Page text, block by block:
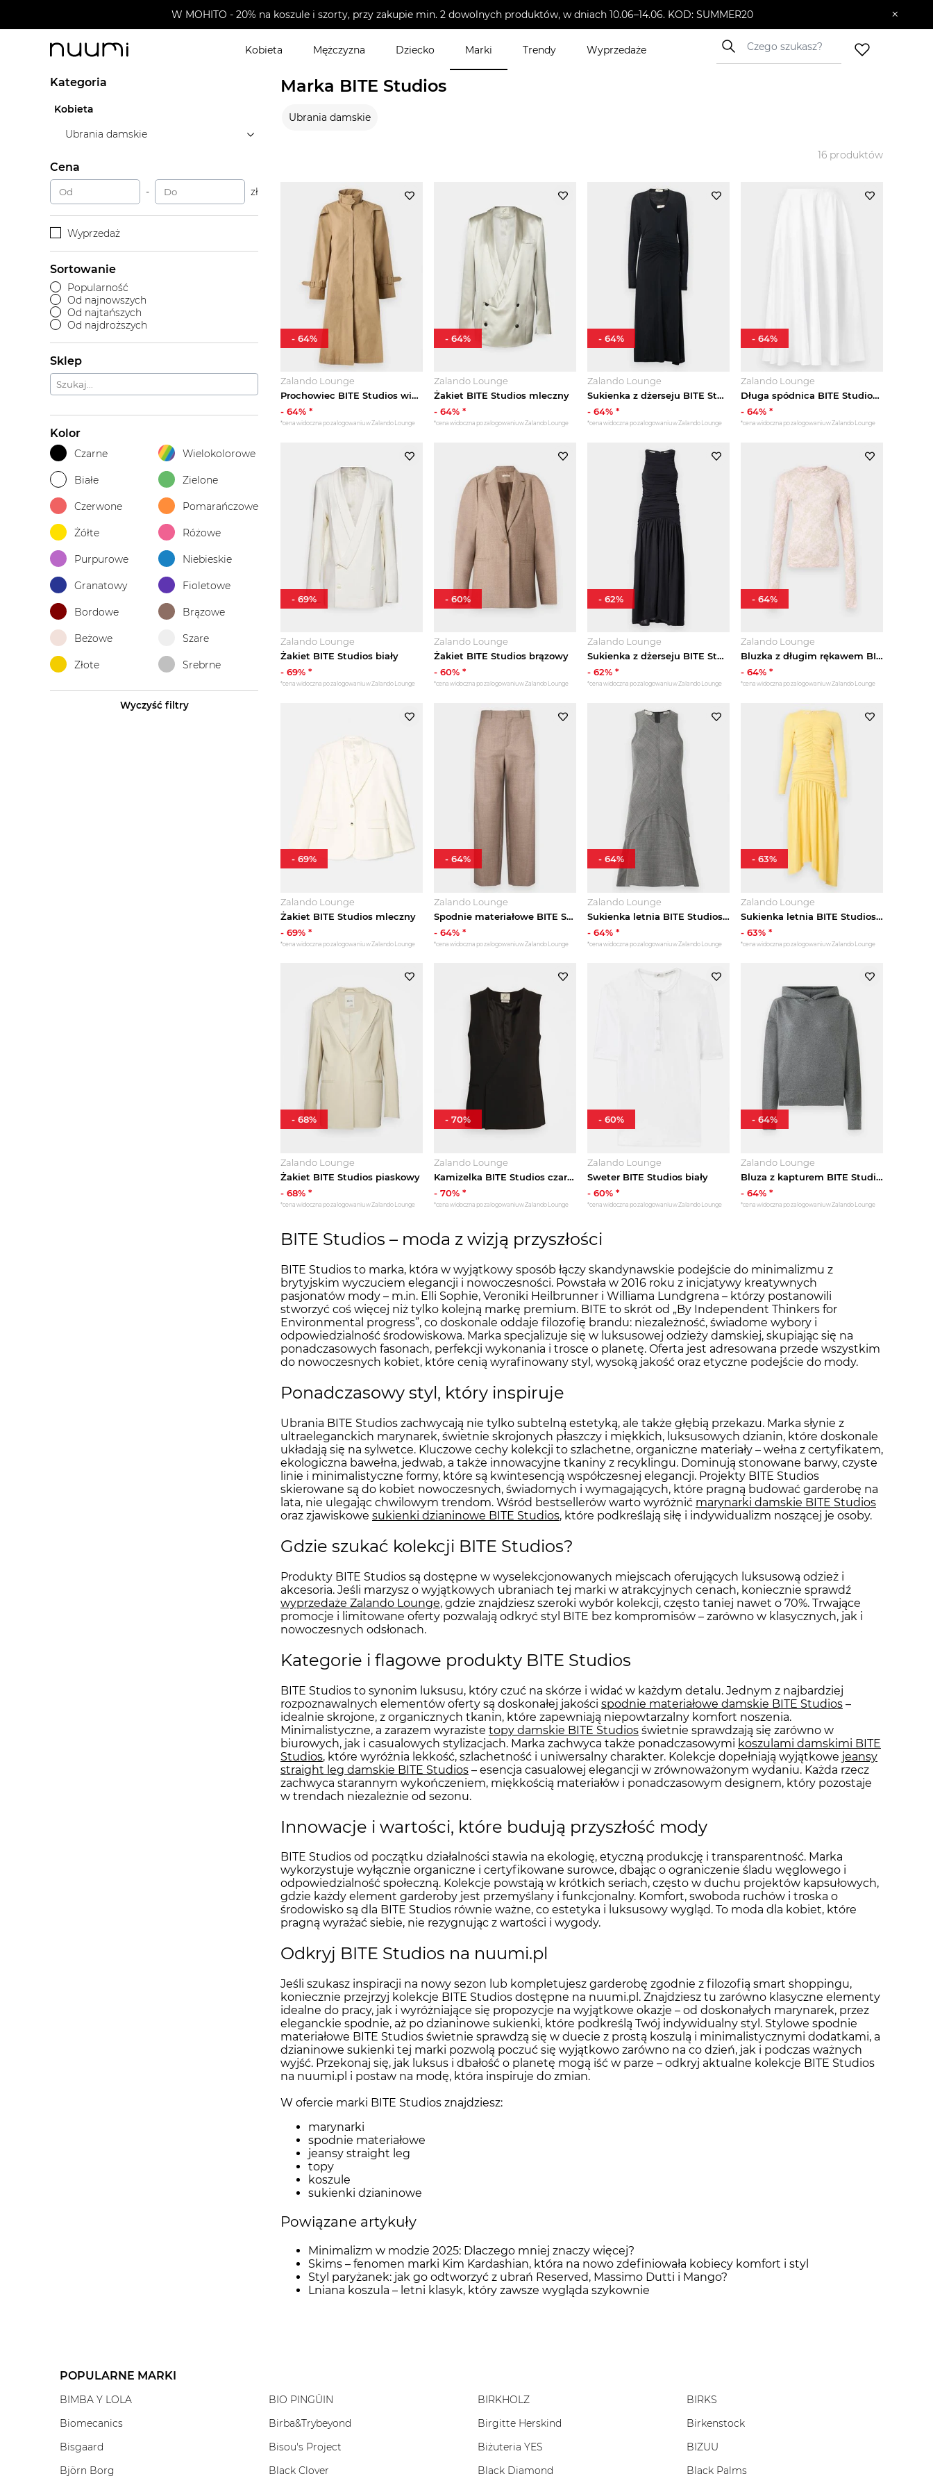
W MOHITO - 20% na koszule i szorty, przy zakupie min. 2 dowolnych produktów, w dniach 10.06–14.06. KOD: SUMMER20 ×
Kobieta Mężczyzna Dziecko Marki Trendy Wyprzedaże
nuumi.pl > Marki
Kategoria
Kobieta
Ubrania damskie
Cena
- zł
Wyprzedaż
Sortowanie
Popularność
Od najnowszych
Od najtańszych
Od najdroższych
Sklep
Kolor
Czarne Wielokolorowe
Białe Zielone
Czerwone Pomarańczowe
Żółte Różowe
Purpurowe Niebieskie
Granatowy Fioletowe
Bordowe Brązowe
Beżowe Szare
Złote Srebrne
Wyczyść filtry
Marka BITE Studios
Ubrania damskie
16 produktów
Zalando Lounge
Prochowiec BITE Studios wielbłądzi
- 64% *
*cena widoczna po zalogowaniu w Zalando Lounge
- 64%
Zalando Lounge
Żakiet BITE Studios mleczny
- 64% *
*cena widoczna po zalogowaniu w Zalando Lounge
- 64%
Zalando Lounge
Sukienka z dżerseju BITE Studios czarny
- 64% *
*cena widoczna po zalogowaniu w Zalando Lounge
- 64%
Zalando Lounge
Długa spódnica BITE Studios biały
- 64% *
*cena widoczna po zalogowaniu w Zalando Lounge
- 64%
Zalando Lounge
Żakiet BITE Studios biały
- 69% *
*cena widoczna po zalogowaniu w Zalando Lounge
- 69%
Zalando Lounge
Żakiet BITE Studios brązowy
- 60% *
*cena widoczna po zalogowaniu w Zalando Lounge
- 60%
Zalando Lounge
Sukienka z dżerseju BITE Studios czarny
- 62% *
*cena widoczna po zalogowaniu w Zalando Lounge
- 62%
Zalando Lounge
Bluzka z długim rękawem BITE Studios jasnoróżowy
- 64% *
*cena widoczna po zalogowaniu w Zalando Lounge
- 64%
Zalando Lounge
Żakiet BITE Studios mleczny
- 69% *
*cena widoczna po zalogowaniu w Zalando Lounge
- 69%
Zalando Lounge
Spodnie materiałowe BITE Studios wielbłądzi
- 64% *
*cena widoczna po zalogowaniu w Zalando Lounge
- 64%
Zalando Lounge
Sukienka letnia BITE Studios szary
- 64% *
*cena widoczna po zalogowaniu w Zalando Lounge
- 64%
Zalando Lounge
Sukienka letnia BITE Studios żółty
- 63% *
*cena widoczna po zalogowaniu w Zalando Lounge
- 63%
Zalando Lounge
Żakiet BITE Studios piaskowy
- 68% *
*cena widoczna po zalogowaniu w Zalando Lounge
- 68%
Zalando Lounge
Kamizelka BITE Studios czarny
- 70% *
*cena widoczna po zalogowaniu w Zalando Lounge
- 70%
Zalando Lounge
Sweter BITE Studios biały
- 60% *
*cena widoczna po zalogowaniu w Zalando Lounge
- 60%
Zalando Lounge
Bluza z kapturem BITE Studios taupe
- 64% *
*cena widoczna po zalogowaniu w Zalando Lounge
- 64%
BITE Studios – moda z wizją przyszłości
BITE Studios to marka, która w wyjątkowy sposób łączy skandynawskie podejście do minimalizmu z
brytyjskim wyczuciem elegancji i nowoczesności. Powstała w 2016 roku z inicjatywy kreatywnych
pasjonatów mody – m.in. Elli Sophie, Veroniki Heilbrunner i Williama Lundgrena – którzy postanowili
stworzyć coś więcej niż tylko kolejną markę premium. BITE to skrót od „By Independent Thinkers for
Environmental progress”, co doskonale oddaje filozofię brandu: niezależność, świadome wybory i
odpowiedzialność środowiskowa. Marka specjalizuje się w luksusowej odzieży damskiej, skupiając się na
ponadczasowych fasonach, perfekcji wykonania i trosce o planetę. Oferta jest adresowana przede wszystkim
do nowoczesnych kobiet, które cenią wyrafinowany styl, wysoką jakość oraz etyczne podejście do mody.
Ponadczasowy styl, który inspiruje
Ubrania BITE Studios zachwycają nie tylko subtelną estetyką, ale także głębią przekazu. Marka słynie z
ultraeleganckich marynarek, świetnie skrojonych płaszczy i miękkich, luksusowych dzianin, które doskonale
układają się na sylwetce. Kluczowe cechy kolekcji to szlachetne, organiczne materiały – wełna z certyfikatem,
ekologiczna bawełna, jedwab, a także innowacyjne tkaniny z recyklingu. Dominują stonowane barwy, czyste
linie i minimalistyczne formy, które są kwintesencją współczesnej elegancji. Projekty BITE Studios
skierowane są do kobiet nowoczesnych, świadomych i wymagających, które pragną budować garderobę na
lata, nie ulegając chwilowym trendom. Wśród bestsellerów warto wyróżnić marynarki damskie BITE Studios
oraz zjawiskowe sukienki dzianinowe BITE Studios, które podkreślają siłę i indywidualizm noszącej je osoby.
Gdzie szukać kolekcji BITE Studios?
Produkty BITE Studios są dostępne w wyselekcjonowanych miejscach oferujących luksusową odzież i
akcesoria. Jeśli marzysz o wyjątkowych ubraniach tej marki w atrakcyjnych cenach, koniecznie sprawdź
wyprzedaże Zalando Lounge, gdzie znajdziesz szeroki wybór kolekcji, często taniej nawet o 70%. Trwające
promocje i limitowane oferty pozwalają odkryć styl BITE bez kompromisów – zarówno w klasycznych, jak i
nowoczesnych odsłonach.
Kategorie i flagowe produkty BITE Studios
BITE Studios to synonim luksusu, który czuć na skórze i widać w każdym detalu. Jednym z najbardziej
rozpoznawalnych elementów oferty są doskonałej jakości spodnie materiałowe damskie BITE Studios –
idealnie skrojone, z organicznych tkanin, które zapewniają niepowtarzalny komfort noszenia.
Minimalistyczne, a zarazem wyraziste topy damskie BITE Studios świetnie sprawdzają się zarówno w
biurowych, jak i casualowych stylizacjach. Marka zachwyca także ponadczasowymi koszulami damskimi BITE
Studios, które wyróżnia lekkość, szlachetność i uniwersalny charakter. Kolekcje dopełniają wyjątkowe jeansy
straight leg damskie BITE Studios – esencja casualowej elegancji w zrównoważonym wydaniu. Każda rzecz
zachwyca starannym wykończeniem, miękkością materiałów i ponadczasowym designem, który pozostaje
w trendach niezależnie od sezonu.
Innowacje i wartości, które budują przyszłość mody
BITE Studios od początku działalności stawia na ekologię, etyczną produkcję i transparentność. Marka
wykorzystuje wyłącznie organiczne i certyfikowane surowce, dbając o ograniczenie śladu węglowego i
odpowiedzialność społeczną. Kolekcje powstają w krótkich seriach, często w duchu projektów kapsułowych,
gdzie każdy element garderoby jest przemyślany i funkcjonalny. Komfort, swoboda ruchów i troska o
środowisko są dla BITE Studios równie ważne, co estetyka i luksusowy wygląd. To moda dla kobiet, które
pragną wyrażać siebie, nie rezygnując z wartości i wygody.
Odkryj BITE Studios na nuumi.pl
Jeśli szukasz inspiracji na nowy sezon lub kompletujesz garderobę zgodnie z filozofią smart shoppingu,
koniecznie przejrzyj kolekcje BITE Studios dostępne na nuumi.pl. Znajdziesz tu zarówno klasyczne elementy
idealne do pracy, jak i wyróżniające się propozycje na wyjątkowe okazje – od doskonałych marynarek, przez
eleganckie spodnie, aż po dzianinowe sukienki, które podkreślą Twój indywidualny styl. Stylowe spodnie
materiałowe BITE Studios świetnie sprawdzą się w duecie z prostą koszulą i minimalistycznymi dodatkami, a
dzianinowe sukienki tej marki pozwolą poczuć się wyjątkowo zarówno na co dzień, jak i podczas ważnych
wyjść. Przekonaj się, jak luksus i dbałość o planetę mogą iść w parze – odkryj aktualne kolekcje BITE Studios
na nuumi.pl i postaw na modę, która inspiruje do zmian.
W ofercie marki BITE Studios znajdziesz:
marynarki
spodnie materiałowe
jeansy straight leg
topy
koszule
sukienki dzianinowe
Powiązane artykuły
Minimalizm w modzie 2025: Dlaczego mniej znaczy więcej?
Skims – fenomen marki Kim Kardashian, która na nowo zdefiniowała kobiecy komfort i styl
Styl paryżanek: jak go odtworzyć z ubrań Reserved, Massimo Dutti i Mango?
Lniana koszula – letni klasyk, który zawsze wygląda szykownie
POPULARNE MARKI
BIMBA Y LOLA BIO PINGÜIN BIRKHOLZ
BIRKS
Biomecanics
Birba&Trybeyond Birgitte Herskind
Birkenstock
Bisgaard
Bisou's Project Biżuteria YES
BIZUU
Björn Borg
Black Clover Black Diamond
Black Palms